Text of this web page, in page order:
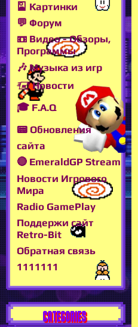
🎴 Картинки
💬 Форум
📼 Видео - Обзоры,
Программы
🎶 Музыка из игр
🖅 Новости
🎓 F.A.Q
📟 Обновления
сайта
🔴 EmeraldGP Stream
Новости Игрового
Мира
Radio GamePlay
Поддержи сайт
Retro-Bit
Обратная связь
1111111
CATEGORIES